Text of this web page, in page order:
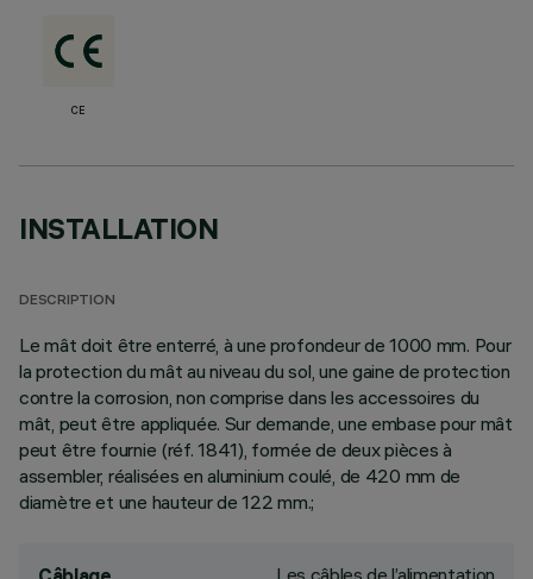
CE
INSTALLATION
DESCRIPTION
Le mât doit être enterré, à une profondeur de 1000 mm. Pour
la protection du mât au niveau du sol, une gaine de protection
contre la corrosion, non comprise dans les accessoires du
mât, peut être appliquée. Sur demande, une embase pour mât
peut être fournie (réf. 1841), formée de deux pièces à
assembler, réalisées en aluminium coulé, de 420 mm de
diamètre et une hauteur de 122 mm.;
Les câbles de l’alimentation